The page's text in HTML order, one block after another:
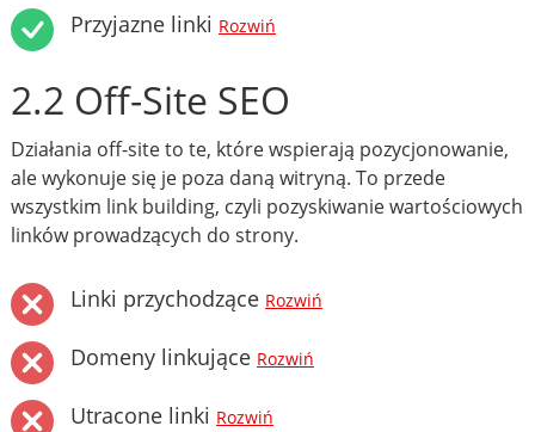
Przyjazne linki Rozwiń
2.2 Off-Site SEO
Działania off-site to te, które wspierają pozycjonowanie,
ale wykonuje się je poza daną witryną. To przede
wszystkim link building, czyli pozyskiwanie wartościowych
linków prowadzących do strony.
Linki przychodzące Rozwiń
Domeny linkujące Rozwiń
Utracone linki Rozwiń